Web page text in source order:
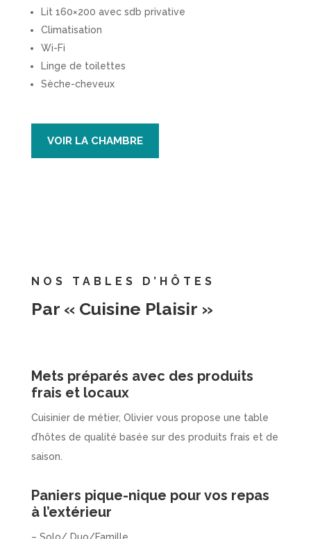
Lit 160×200 avec sdb privative
Climatisation
Wi-Fi
Linge de toilettes
Sèche-cheveux
VOIR LA CHAMBRE
NOS TABLES D’HÔTES
Par « Cuisine Plaisir »
Mets préparés avec des produits
frais et locaux
Cuisinier de métier, Olivier vous propose une table
d’hôtes de qualité basée sur des produits frais et de
saison.
Paniers pique-nique pour vos repas
à l’extérieur